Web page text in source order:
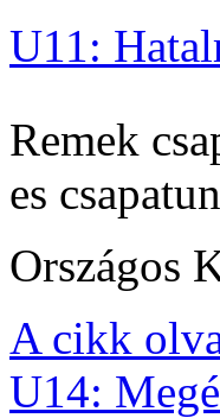
U11:
Remek
es
Országos
A cikk
U14: